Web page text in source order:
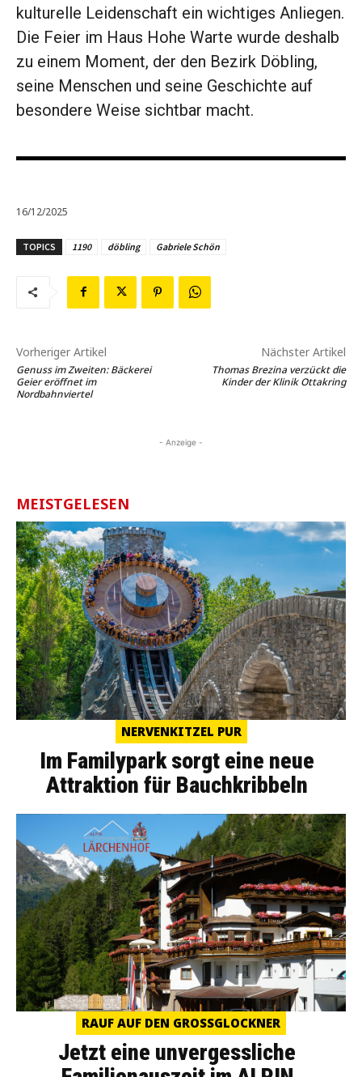
kulturelle Leidenschaft ein wichtiges Anliegen.
Die Feier im Haus Hohe Warte wurde deshalb
zu einem Moment, der den Bezirk Döbling,
seine Menschen und seine Geschichte auf
besondere Weise sichtbar macht.
16/12/2025
TOPICS 1190 döbling Gabriele Schön
Vorheriger Artikel
Genuss im Zweiten: Bäckerei
Geier eröffnet im
Nordbahnviertel
Nächster Artikel
Thomas Brezina verzückt die
Kinder der Klinik Ottakring
- Anzeige -
MEISTGELESEN
NERVENKITZEL PUR
Im Familypark sorgt eine neue
Attraktion für Bauchkribbeln
RAUF AUF DEN GROSSGLOCKNER
Jetzt eine unvergessliche